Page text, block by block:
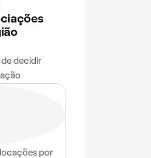
de decidir
por